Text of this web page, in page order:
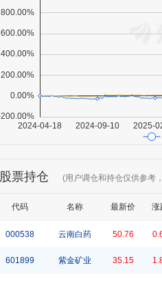
股票持仓 (用户调仓和持仓仅供参考
代码 名称 最新价 涨
000538 云南白药 50.76
601899 紫金矿业 35.15